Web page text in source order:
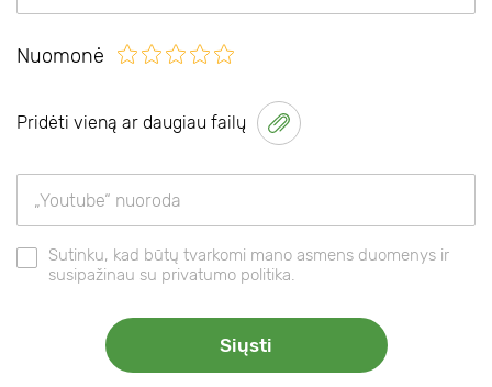
Nuomonė
Pridėti vieną ar daugiau failų
Sutinku, kad būtų tvarkomi mano asmens duomenys ir
susipažinau su privatumo politika.